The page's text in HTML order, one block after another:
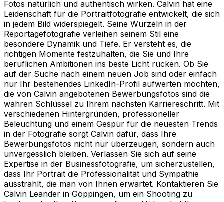
Fotos natürlich und authentisch wirken. Calvin hat eine
Leidenschaft für die Portraitfotografie entwickelt, die sich
in jedem Bild widerspiegelt. Seine Wurzeln in der
Reportagefotografie verleihen seinem Stil eine
besondere Dynamik und Tiefe. Er versteht es, die
richtigen Momente festzuhalten, die Sie und Ihre
beruflichen Ambitionen ins beste Licht rücken. Ob Sie
auf der Suche nach einem neuen Job sind oder einfach
nur Ihr bestehendes LinkedIn-Profil aufwerten möchten,
die von Calvin angebotenen Bewerbungsfotos sind die
wahren Schlüssel zu Ihrem nächsten Karriereschritt. Mit
verschiedenen Hintergründen, professioneller
Beleuchtung und einem Gespür für die neuesten Trends
in der Fotografie sorgt Calvin dafür, dass Ihre
Bewerbungsfotos nicht nur überzeugen, sondern auch
unvergesslich bleiben. Verlassen Sie sich auf seine
Expertise in der Businessfotografie, um sicherzustellen,
dass Ihr Portrait die Professionalität und Sympathie
ausstrahlt, die man von Ihnen erwartet. Kontaktieren Sie
Calvin Leander in Göppingen, um ein Shooting zu